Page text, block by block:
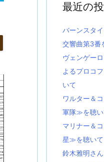
最近の
バーンスタ
交響曲第3番
ヴェンゲー
よるプロコ
いて
ワルター＆
軍隊≫を聴い
マリナー＆
星≫を聴いて
鈴木雅明さ